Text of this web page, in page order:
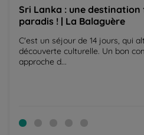
Sri Lanka : une
paradis ! | La Balaguère
C'est un séjour de 14 jours, qui
découverte culturelle. Un bon
approche d...